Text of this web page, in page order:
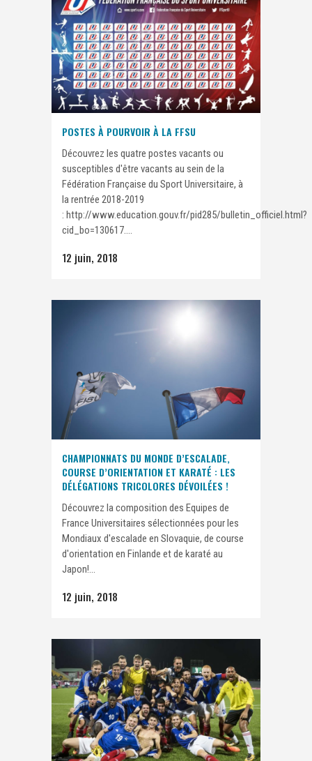
POSTES À POURVOIR À LA FFSU
Découvrez les quatre postes vacants ou
susceptibles d'être vacants au sein de la
Fédération Française du Sport Universitaire, à
la rentrée 2018-2019
: http://www.education.gouv.fr/pid285/bulletin_officiel.html?
cid_bo=130617....
12 juin, 2018
CHAMPIONNATS DU MONDE D’ESCALADE,
COURSE D’ORIENTATION ET KARATÉ : LES
DÉLÉGATIONS TRICOLORES DÉVOILÉES !
Découvrez la composition des Equipes de
France Universitaires sélectionnées pour les
Mondiaux d'escalade en Slovaquie, de course
d'orientation en Finlande et de karaté au
Japon!...
12 juin, 2018